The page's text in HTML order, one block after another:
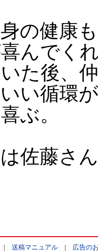
の健康
んでく
た後、
い循環
ぶ。
佐藤さん
送稿マニュアル| 広告の